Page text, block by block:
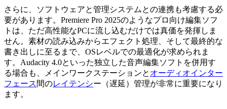
さらに、ソフトウェアと管理システムとの連携も考慮する必
要があります。Premiere Pro 2025のようなプロ向け編集ソフ
トは、ただ高性能なPCに流し込むだけでは真価を発揮しま
せん。素材の読み込みからエフェクト処理、そして最終的な
書き出しに至るまで、OSレベルでの最適化が求められま
す。Audacity 4.0といった独立した音声編集ソフトを併用す
る場合も、メインワークステーションと オーディオインター
フェース 間のレイテンシー（遅延）管理が非常に重要になり
ます。